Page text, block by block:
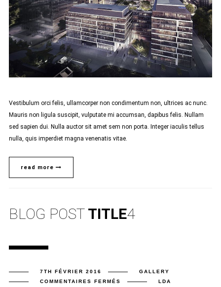
Vestibulum orci felis, ullamcorper non condimentum non, ultrices ac nunc.
Mauris non ligula suscipit, vulputate mi accumsan, dapibus felis. Nullam
sed sapien dui. Nulla auctor sit amet sem non porta. Integer iaculis tellus
nulla, quis imperdiet magna venenatis vitae.
read more
BLOG POST TITLE4
7TH FÉVRIER 2016
GALLERY
COMMENTAIRES FERMÉS SUR
LDA